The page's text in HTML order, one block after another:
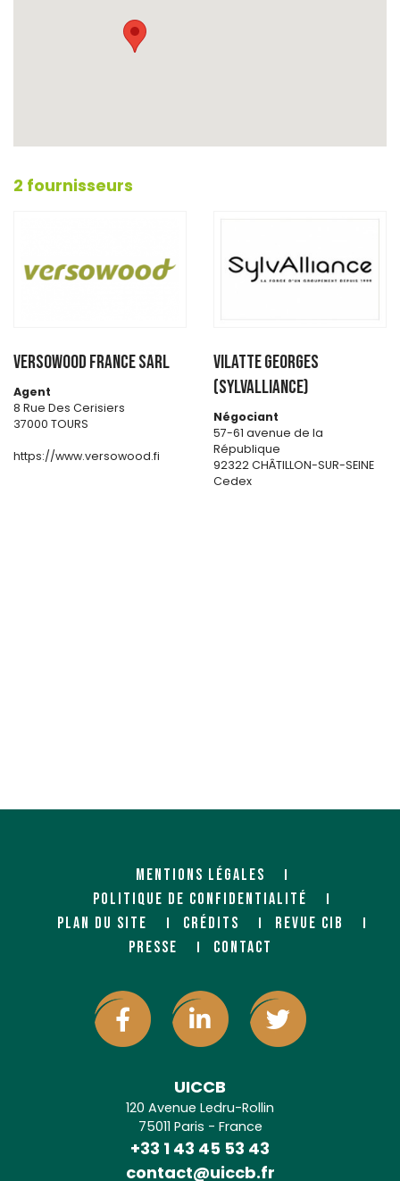
2 fournisseurs
VERSOWOOD France SARL
Agent
8 Rue Des Cerisiers
37000 TOURS
https://www.versowood.fi
VILATTE GEORGES
(SYLVALLIANCE)
Négociant
57-61 avenue de la
République
92322 CHÂTILLON-SUR-SEINE
Cedex
MENTIONS LÉGALES
POLITIQUE DE CONFIDENTIALITÉ
PLAN DU SITE
CRÉDITS
REVUE CIB
PRESSE
CONTACT
UICCB
120 Avenue Ledru-Rollin
75011 Paris - France
+33 1 43 45 53 43
contact@uiccb.fr